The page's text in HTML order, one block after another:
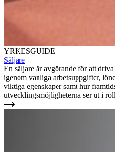
YRKESGUIDE
Säljare
En säljare är avgörande för att
igenom vanliga arbetsuppgifter,
viktiga egenskaper samt hur
utvecklingsmöjligheterna ser ut i